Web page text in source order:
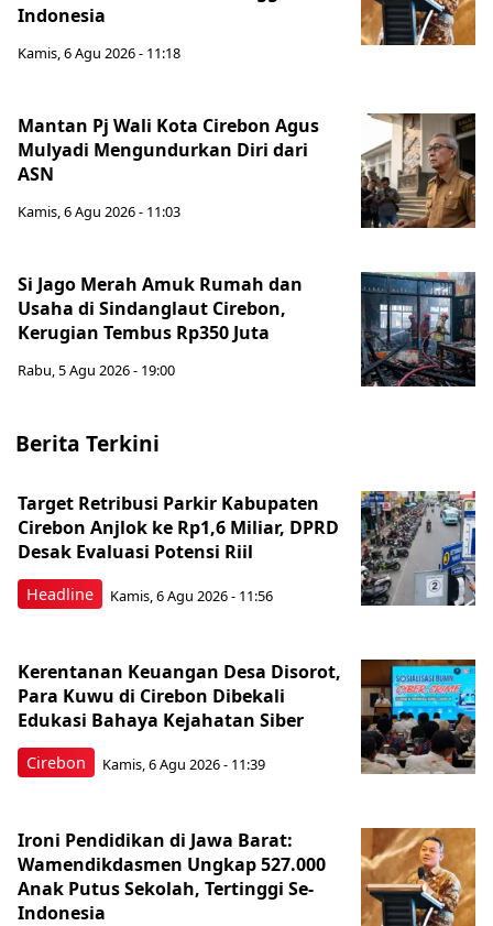
Indonesia
Kamis, 6 Agu 2026 - 11:18
Mantan Pj Wali Kota Cirebon Agus
Mulyadi Mengundurkan Diri dari
ASN
Kamis, 6 Agu 2026 - 11:03
Si Jago Merah Amuk Rumah dan
Usaha di Sindanglaut Cirebon,
Kerugian Tembus Rp350 Juta
Rabu, 5 Agu 2026 - 19:00
Berita Terkini
Headline
Target Retribusi Parkir Kabupaten
Cirebon Anjlok ke Rp1,6 Miliar, DPRD
Desak Evaluasi Potensi Riil
Kamis, 6 Agu 2026 - 11:56
Cirebon
Kerentanan Keuangan Desa Disorot,
Para Kuwu di Cirebon Dibekali
Edukasi Bahaya Kejahatan Siber
Kamis, 6 Agu 2026 - 11:39
Ironi Pendidikan di Jawa Barat:
Wamendikdasmen Ungkap 527.000
Anak Putus Sekolah, Tertinggi Se-
Indonesia